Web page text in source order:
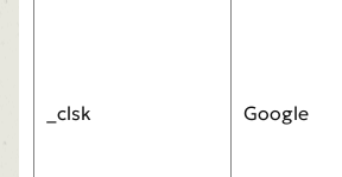
_clsk Google